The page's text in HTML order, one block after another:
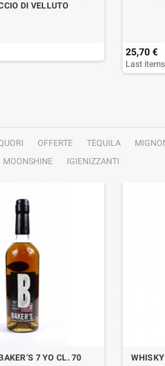
DI VELLUTO
25,70 €
Last
OFFERTE TEQUILA
MOONSHINE IGIENIZZANTI
7 YO CL. 70